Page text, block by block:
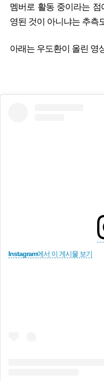
멤버로 활동 중이라는
영된 것이 아니냐는 추측
아래는 우도환이 올린 영
Instagram에서 이 게시물 보기